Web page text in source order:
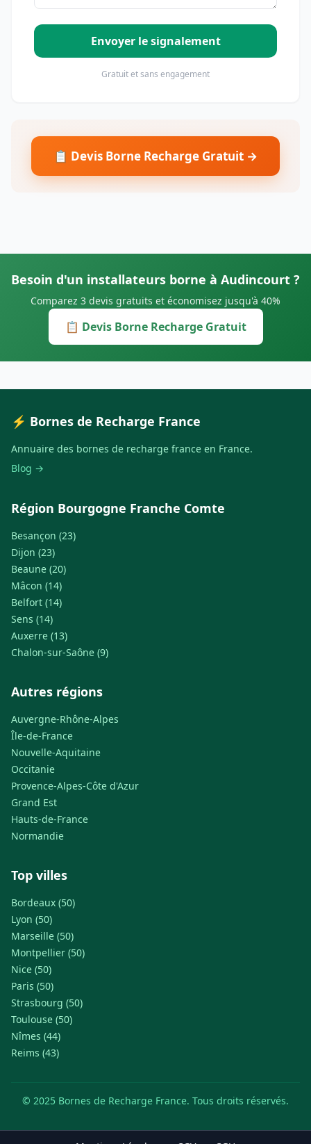
Envoyer le signalement
Gratuit et sans engagement
📋 Devis Borne Recharge Gratuit →
Besoin d'un installateurs borne à Audincourt ?
Comparez 3 devis gratuits et économisez jusqu'à 40%
📋 Devis Borne Recharge Gratuit
⚡ Bornes de Recharge France
Annuaire des bornes de recharge france en France.
Blog →
Région Bourgogne Franche Comte
Besançon (23)
Dijon (23)
Beaune (20)
Mâcon (14)
Belfort (14)
Sens (14)
Auxerre (13)
Chalon-sur-Saône (9)
Autres régions
Auvergne-Rhône-Alpes
Île-de-France
Nouvelle-Aquitaine
Occitanie
Provence-Alpes-Côte d'Azur
Grand Est
Hauts-de-France
Normandie
Top villes
Bordeaux (50)
Lyon (50)
Marseille (50)
Montpellier (50)
Nice (50)
Paris (50)
Strasbourg (50)
Toulouse (50)
Nîmes (44)
Reims (43)
© 2025 Bornes de Recharge France. Tous droits réservés.